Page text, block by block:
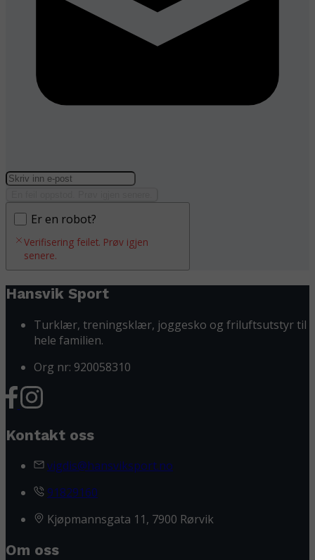
Er en robot?
Verifisering feilet. Prøv igjen
senere.
Hansvik Sport
Turklær, treningsklær, joggesko og friluftsutstyr til
hele familien.
Org nr: 920058310
Kontakt oss
vigdis@hansviksport.no
91829160
Kjøpmannsgata 11, 7900 Rørvik
Om oss